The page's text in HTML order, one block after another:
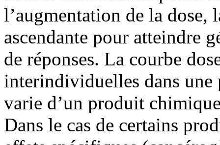
l’augmentation de la dose,
ascendante pour atteindre
de réponses. La courbe
interindividuelles dans
varie d’un produit
Dans le cas de certains